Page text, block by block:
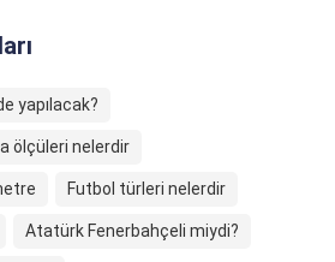
yapılacak?
ölçüleri nelerdir
Futbol türleri nelerdir
Atatürk Fenerbahçeli miydi?